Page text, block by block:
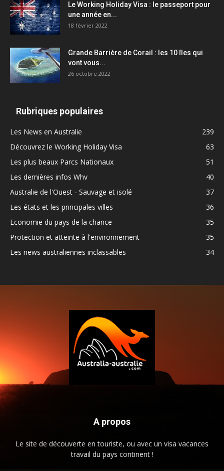
Le Working Holiday Visa : le passeport pour
une année en...
18 février 2022
Grande Barrière de Corail : les 10 îles qui
vont vous...
26 octobre 2022
Rubriques populaires
Les News en Australie
239
Découvrez le Working Holiday Visa
63
Les plus beaux Parcs Nationaux
51
Les dernières infos Whv
40
Australie de l'Ouest - Sauvage et isolé
37
Les états et les principales villes
36
Economie du pays de la chance
35
Protection et atteinte à l'environnement
35
Les news australiennes inclassables
34
A propos
Le site de découverte en touriste, ou avec un visa vacances
travail du pays continent !